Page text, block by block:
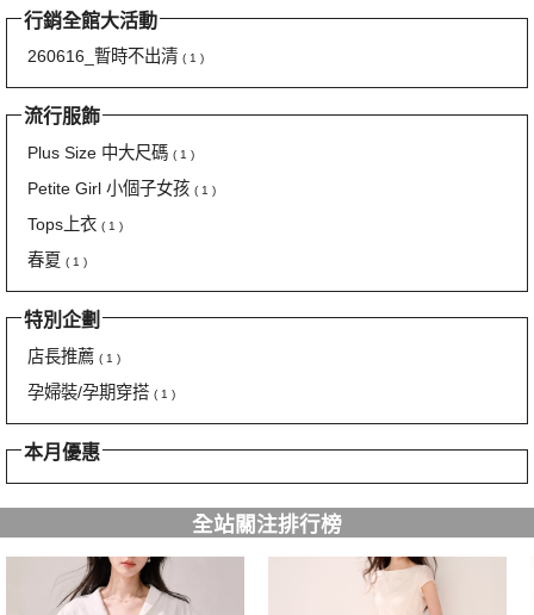
行銷全館大活動
260616_暫時不出清 ( 1 )
流行服飾
Plus Size 中大尺碼 ( 1 )
Petite Girl 小個子女孩 ( 1 )
Tops上衣 ( 1 )
春夏 ( 1 )
特別企劃
店長推薦 ( 1 )
孕婦裝/孕期穿搭 ( 1 )
本月優惠
全站關注排行榜